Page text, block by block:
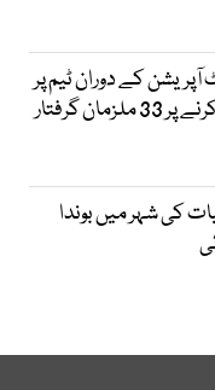
کے دوران ٹیم پر
گرفتار
کی شہر میں بوندا